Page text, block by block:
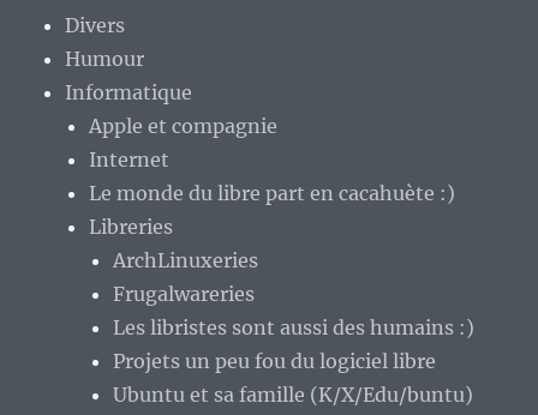
Divers
Humour
Informatique
Apple et compagnie
Internet
Le monde du libre part en cacahuète :)
Libreries
ArchLinuxeries
Frugalwareries
Les libristes sont aussi des humains :)
Projets un peu fou du logiciel libre
Ubuntu et sa famille (K/X/Edu/buntu)